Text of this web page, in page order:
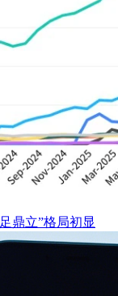
鼎立”格局初显